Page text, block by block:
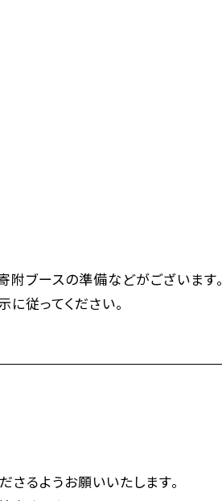
附ブースの準備などがございます。
従ってください。
るようお願いいたします。